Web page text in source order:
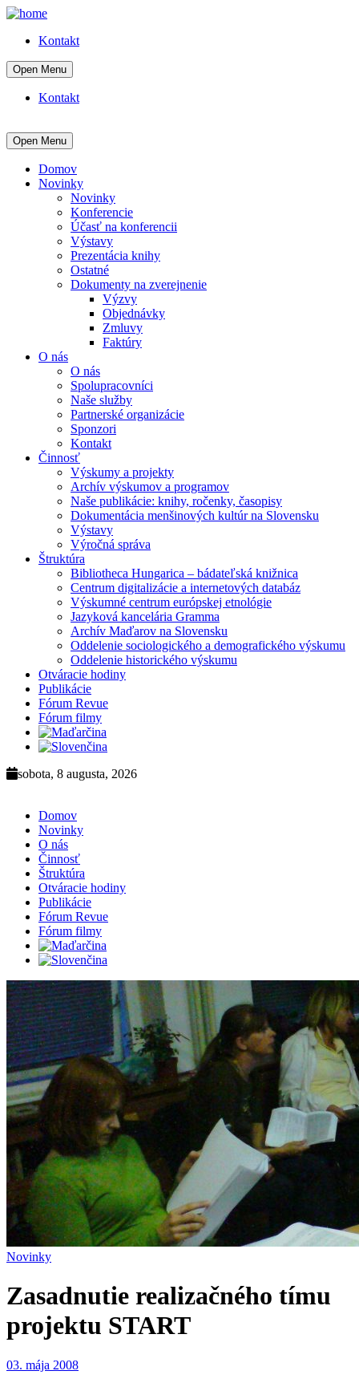
Kontakt
Open Menu
Kontakt
Open Menu
Domov
Novinky
Novinky
Konferencie
Účasť na konferencii
Výstavy
Prezentácia knihy
Ostatné
Dokumenty na zverejnenie
Výzvy
Objednávky
Zmluvy
Faktúry
O nás
O nás
Spolupracovníci
Naše služby
Partnerské organizácie
Sponzori
Kontakt
Činnosť
Výskumy a projekty
Archív výskumov a programov
Naše publikácie: knihy, ročenky, časopisy
Dokumentácia menšinových kultúr na Slovensku
Výstavy
Výročná správa
Štruktúra
Bibliotheca Hungarica – bádateľská knižnica
Centrum digitalizácie a internetových databáz
Výskumné centrum európskej etnológie
Jazyková kancelária Gramma
Archív Maďarov na Slovensku
Oddelenie sociologického a demografického výskumu
Oddelenie historického výskumu
Otváracie hodiny
Publikácie
Fórum Revue
Fórum filmy
sobota, 8 augusta, 2026
Domov
Novinky
O nás
Činnosť
Štruktúra
Otváracie hodiny
Publikácie
Fórum Revue
Fórum filmy
Novinky
Zasadnutie realizačného tímu
projektu START
03. mája 2008